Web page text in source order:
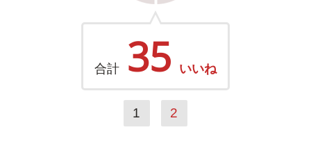
合計 35 いいね
1 2